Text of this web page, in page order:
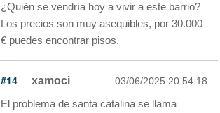
¿Quién se vendría hoy a vivir a este barrio?
Los precios son muy asequibles, por 30.000
€ puedes encontrar pisos.
#14 xamoci 03/06/2025 20:54:18
El problema de santa catalina se llama